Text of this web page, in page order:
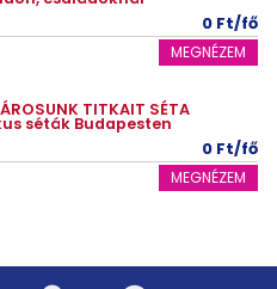
0 Ft/fő
MEGNÉZEM
TITKAIT SÉTA
séták Budapesten
0 Ft/fő
MEGNÉZEM